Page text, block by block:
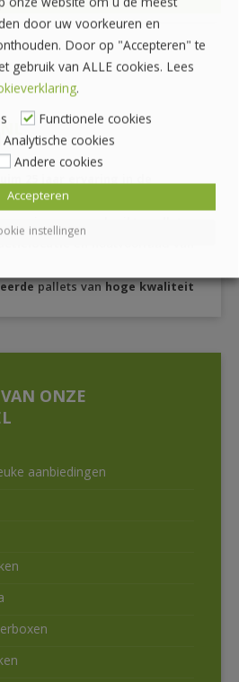
25 jaar ervaringin de
aan nieuwe en gebruikte pallets
pallets vanhoge kwaliteit
ONZE
leuke aanbiedingen
DETAILS
door uw voorkeuren en
Door op "Accepteren" te
gebruik van ALLE cookies. Lees
.
Functionele cookies
Analytische cookies
Andere cookies
instellingen
Accepteren